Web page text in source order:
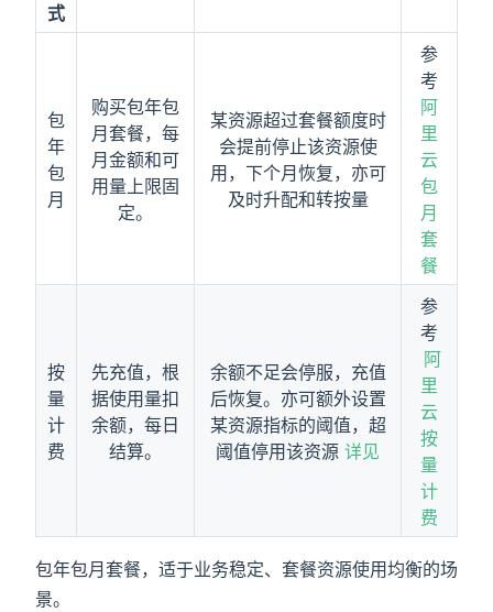
式
包
年
包
月
购买包年包
月套餐，每
月金额和可
用量上限固
定。
某资源超过套餐额度时
会提前停止该资源使
用，下个月恢复，亦可
及时升配和转按量
参
考
阿
里
云
包
月
套
餐
按
量
计
费
先充值，根
据使用量扣
余额，每日
结算。
余额不足会停服，充值
后恢复。亦可额外设置
某资源指标的阈值，超
阈值停用该资源 详见
参
考
阿
里
云
按
量
计
费
包年包月套餐，适于业务稳定、套餐资源使用均衡的场
景。